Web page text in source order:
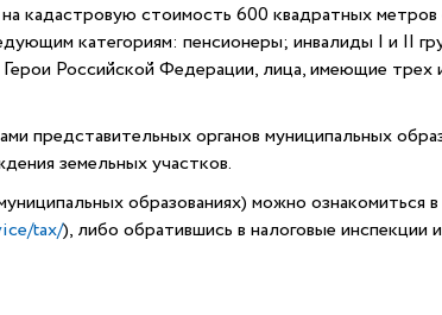
кадастровую стоимость 600 квадратных метров
категориям: пенсионеры; инвалиды I и II
Российской Федерации, лица, имеющие
представительных органов муниципальных
земельных участков.
образованиях) можно ознакомиться
tax/), либо обратившись в налоговые